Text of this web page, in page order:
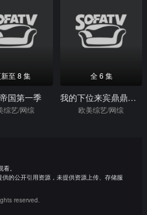
至 8 集
国第一季
综艺/网综
全 6 集
我的下位来宾鼎鼎大名第二季
欧美综艺/网综
。
的公开引用资源，未提供资源上传、存储服
reserved.